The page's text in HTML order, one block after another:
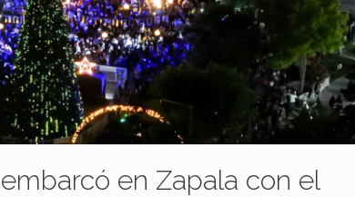
en Zapala con el